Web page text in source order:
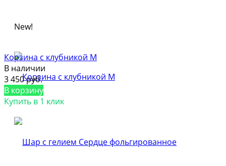
New!
Корзина с клубникой M
В наличии
3 450 руб.
В корзину
Купить в 1 клик